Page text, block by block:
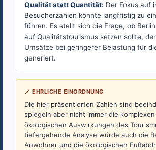
Qualität statt Quantität: Der Fokus auf
Besucherzahlen könnte langfristig zu
führen. Es stellt sich die Frage, ob
auf Qualitätstourismus setzen sollte,
Umsätze bei geringerer Belastung für
generiert.
📌 EHRLICHE EINORDNUNG
Die hier präsentierten Zahlen sind
spiegeln aber nicht immer die
ökologischen Auswirkungen des
tiefergehende Analyse würde auch die
Anwohner und die ökologischen